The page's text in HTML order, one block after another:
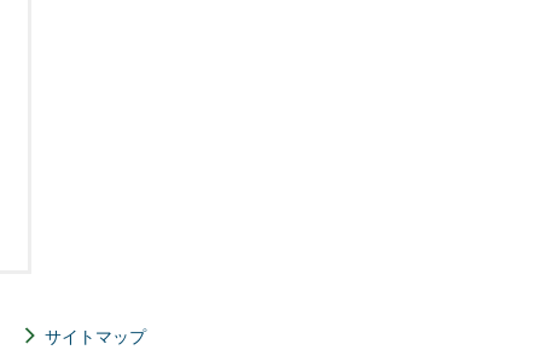
サイトマップ